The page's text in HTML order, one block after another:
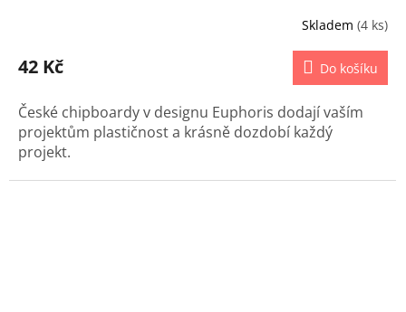
Skladem (4 ks)
42 Kč Do košíku
České chipboardy v designu Euphoris dodají vaším
projektům plastičnost a krásně dozdobí každý
projekt.